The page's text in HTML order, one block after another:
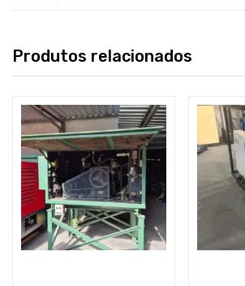
Produtos relacionados